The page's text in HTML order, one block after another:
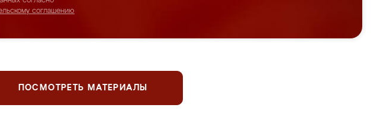
соглашению
ПОСМОТРЕТЬ МАТЕРИАЛЫ